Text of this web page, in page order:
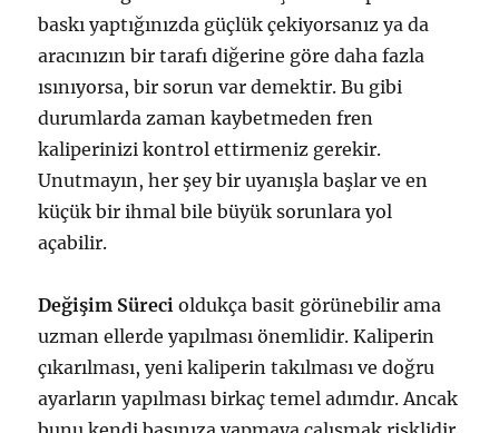
baskı yaptığınızda güçlük çekiyorsanız ya da
aracınızın bir tarafı diğerine göre daha fazla
ısınıyorsa, bir sorun var demektir. Bu gibi
durumlarda zaman kaybetmeden fren
kaliperinizi kontrol ettirmeniz gerekir.
Unutmayın, her şey bir uyanışla başlar ve en
küçük bir ihmal bile büyük sorunlara yol
açabilir.
Değişim Süreci oldukça basit görünebilir ama
uzman ellerde yapılması önemlidir. Kaliperin
çıkarılması, yeni kaliperin takılması ve doğru
ayarların yapılması birkaç temel adımdır. Ancak